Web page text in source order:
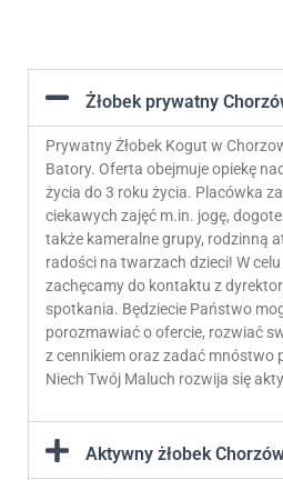
Żłobek prywatny
Prywatny Żłobek Kogut w
Batory. Oferta obejmuje opiekę
życia do 3 roku życia. Placówka
ciekawych zajęć m.in. jogę,
także kameralne grupy, rodzinną
radości na twarzach dzieci! W
zachęcamy do kontaktu z
spotkania. Będziecie Państwo
porozmawiać o ofercie, rozwiać
z cennikiem oraz zadać mnóstwo
Niech Twój Maluch rozwija się
Aktywny żłobek